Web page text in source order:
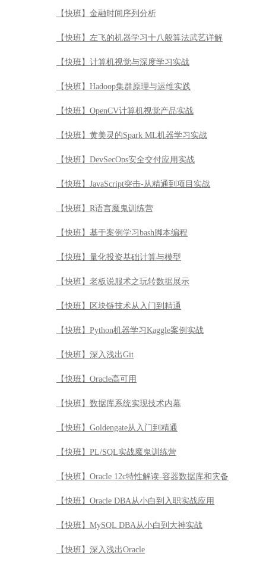
【快班】金融时间序列分析
【快班】左飞的机器学习十八般算法武艺详解
【快班】计算机视觉与深度学习实战
【快班】Hadoop集群原理与运维实践
【快班】OpenCV计算机视觉产品实战
【快班】黄美灵的Spark ML机器学习实战
【快班】DevSecOps安全交付应用实战
【快班】JavaScript突击-从精通到项目实战
【快班】R语言魔鬼训练营
【快班】基于案例学习bash脚本编程
【快班】量化投资基础计算与模型
【快班】老板说服术之玩转数据展示
【快班】区块链技术从入门到精通
【快班】Python机器学习Kaggle案例实战
【快班】深入浅出Git
【快班】Oracle高可用
【快班】数据库系统实现技术内幕
【快班】Goldengate从入门到精通
【快班】PL/SQL实战魔鬼训练营
【快班】Oracle 12c特性解读-容器数据库和灾备
【快班】Oracle DBA从小白到入职实战应用
【快班】MySQL DBA从小白到大神实战
【快班】深入浅出Oracle